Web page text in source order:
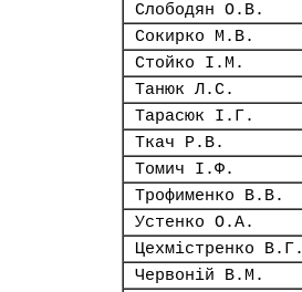
Слободян О.В.
Сокирко М.В.
Стойко І.М.
Танюк Л.С.
Тарасюк І.Г.
Ткач Р.В.
Томич І.Ф.
Трофименко В.В.
Устенко О.А.
Цехмістренко В.Г.
Червоній В.М.